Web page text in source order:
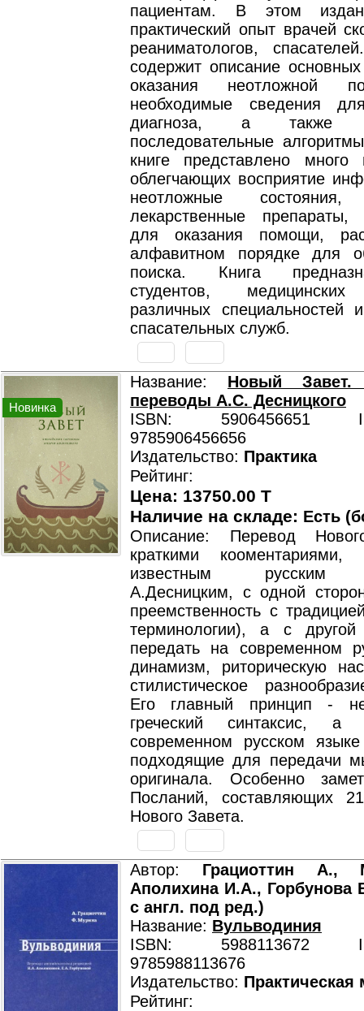
пациентам. В этом
практический опыт врачей
реаниматологов,
содержит описание
оказания неотложной
необходимые сведения
диагноза, а также
последовательные
книге представлено много
облегчающих восприятие
неотложные
лекарственные препараты,
для оказания помощи,
алфавитном порядке для
поиска. Книга
студентов, медицинских
различных специальностей
спасательных служб.
Новинка
Название: Новый Завет.
переводы А.С. Десницкого
ISBN: 5906456651
9785906456656
Издательство: Практика
Рейтинг:
Цена: 13750.00 T
Наличие на складе: Есть
Описание: Перевод
краткими кооментариями,
известным русским
А.Десницким, с одной
преемственность с
терминологии), а с
передать на современном
динамизм, риторическую
стилистическое
Его главный принцип - не
греческий синтаксис, а
современном русском языке
подходящие для передачи
оригинала. Особенно
Посланий, составляющих
Нового Завета.
Автор: Грациоттин А.,
Аполихина И.А., Горбунова
с англ. под ред.)
Название: Вульводиния
ISBN: 5988113672
9785988113676
Издательство: Практическая
Рейтинг: